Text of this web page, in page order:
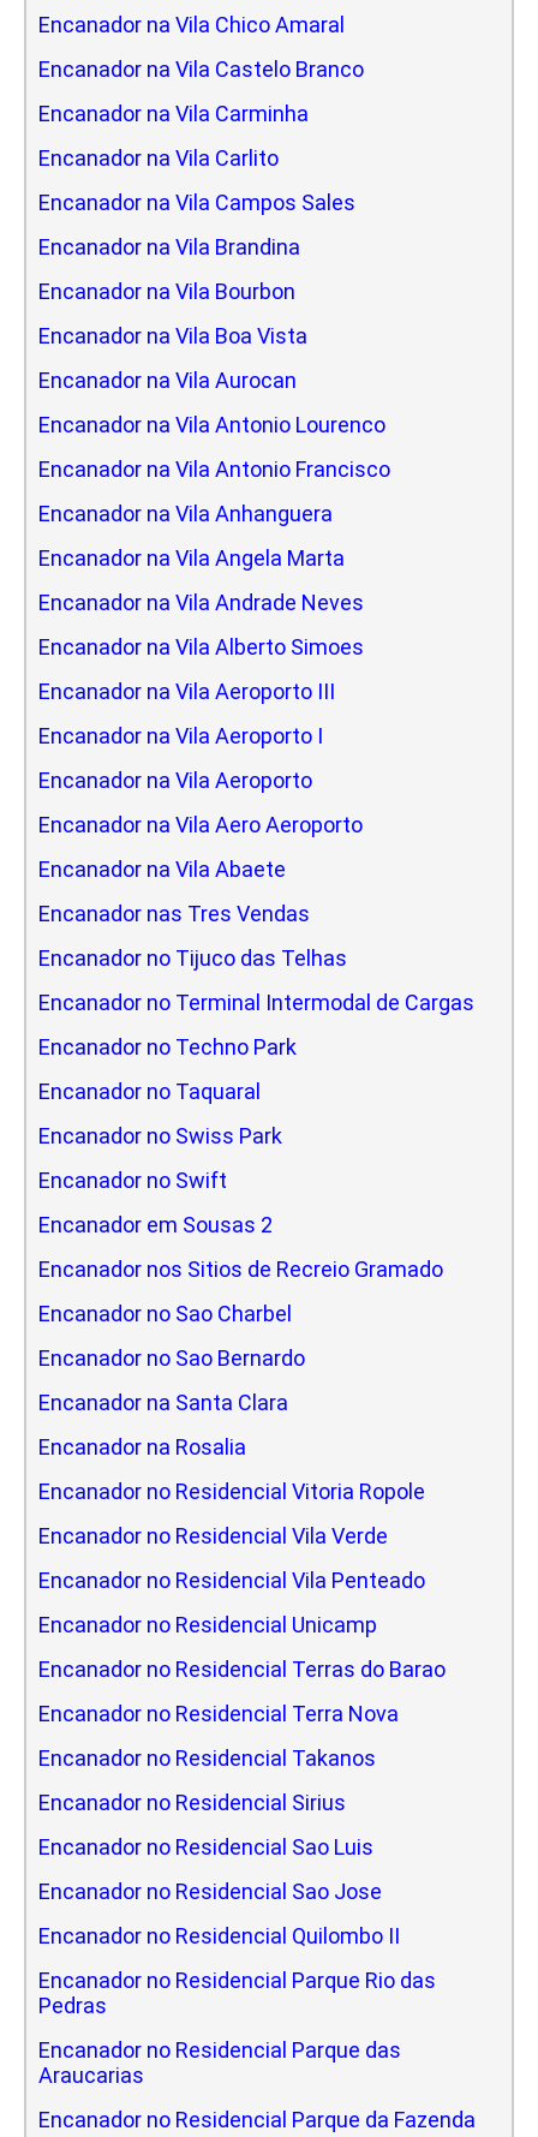
Encanador na Vila Chico Amaral
Encanador na Vila Castelo Branco
Encanador na Vila Carminha
Encanador na Vila Carlito
Encanador na Vila Campos Sales
Encanador na Vila Brandina
Encanador na Vila Bourbon
Encanador na Vila Boa Vista
Encanador na Vila Aurocan
Encanador na Vila Antonio Lourenco
Encanador na Vila Antonio Francisco
Encanador na Vila Anhanguera
Encanador na Vila Angela Marta
Encanador na Vila Andrade Neves
Encanador na Vila Alberto Simoes
Encanador na Vila Aeroporto III
Encanador na Vila Aeroporto I
Encanador na Vila Aeroporto
Encanador na Vila Aero Aeroporto
Encanador na Vila Abaete
Encanador nas Tres Vendas
Encanador no Tijuco das Telhas
Encanador no Terminal Intermodal de Cargas
Encanador no Techno Park
Encanador no Taquaral
Encanador no Swiss Park
Encanador no Swift
Encanador em Sousas 2
Encanador nos Sitios de Recreio Gramado
Encanador no Sao Charbel
Encanador no Sao Bernardo
Encanador na Santa Clara
Encanador na Rosalia
Encanador no Residencial Vitoria Ropole
Encanador no Residencial Vila Verde
Encanador no Residencial Vila Penteado
Encanador no Residencial Unicamp
Encanador no Residencial Terras do Barao
Encanador no Residencial Terra Nova
Encanador no Residencial Takanos
Encanador no Residencial Sirius
Encanador no Residencial Sao Luis
Encanador no Residencial Sao Jose
Encanador no Residencial Quilombo II
Encanador no Residencial Parque Rio das
Pedras
Encanador no Residencial Parque das
Araucarias
Encanador no Residencial Parque da Fazenda